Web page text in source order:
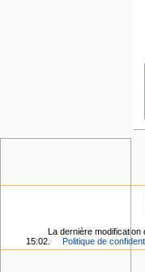
La dernière modification
15:02.
Politique de